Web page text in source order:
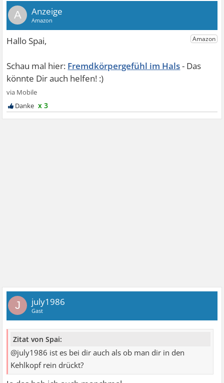
A
Fremdkörpergefühl im Hals
x 3
J july1986
Gast
Zitat von Spai:
@july1986 ist es bei dir auch als ob man dir in den
Kehlkopf rein drückt?